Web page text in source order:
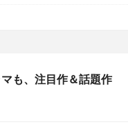
も、注目作＆話題作